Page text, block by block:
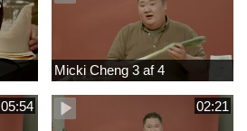
Micki Cheng 3 af 4
05:54 02:21